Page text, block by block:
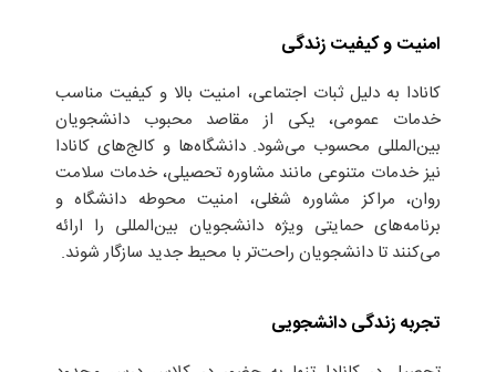
امنیت و کیفیت زندگی
کانادا به دلیل ثبات اجتماعی، امنیت بالا و کیفیت مناسب
خدمات عمومی، یکی از مقاصد محبوب دانشجویان
بین‌المللی محسوب می‌شود. دانشگاه‌ها و کالج‌های کانادا
نیز خدمات متنوعی مانند مشاوره تحصیلی، خدمات سلامت
روان، مراکز مشاوره شغلی، امنیت محوطه دانشگاه و
برنامه‌های حمایتی ویژه دانشجویان بین‌المللی را ارائه
می‌کنند تا دانشجویان راحت‌تر با محیط جدید سازگار شوند.
تجربه زندگی دانشجویی